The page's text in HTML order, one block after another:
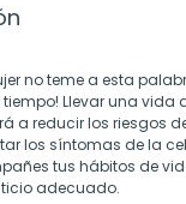
no teme a esta
Llevar una vida
a reducir los riesgos
los síntomas de la
tus hábitos de
adecuado.